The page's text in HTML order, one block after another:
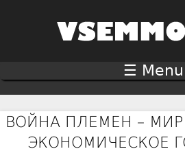
ВОЙНА ПЛЕМЕН –
ЭКОНОМИЧЕСКОЕ
☰ Menu